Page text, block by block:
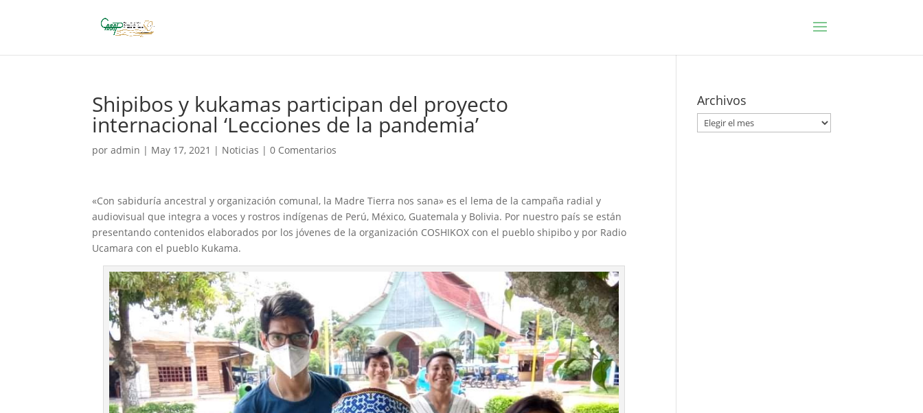
Shipibos y kukamas participan del proyecto
internacional ‘Lecciones de la pandemia’
poradmin | May 17, 2021 | Noticias |0 Comentarios
«Con sabiduría ancestral y organización comunal, la Madre Tierra nos sana» es el lema de la campaña radial y
audiovisual que integra a voces y rostros indígenas de Perú, México, Guatemala y Bolivia. Por nuestro país se están
presentando contenidos elaborados por los jóvenes de la organización COSHIKOX con el pueblo shipibo y por Radio
Ucamara con el pueblo Kukama.
Archivos
Archivos